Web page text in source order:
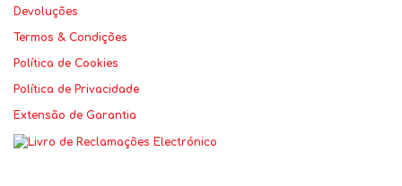
Devoluções
Termos & Condições
Política de Cookies
Política de Privacidade
Extensão de Garantia